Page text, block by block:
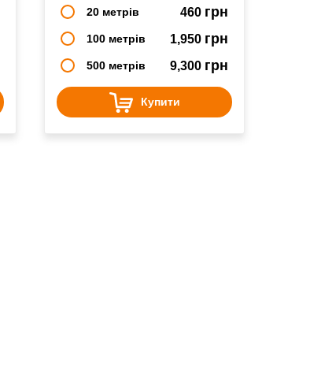
20 метрів 460 грн
100 метрів 1,950 грн
500 метрів 9,300 грн
Купити